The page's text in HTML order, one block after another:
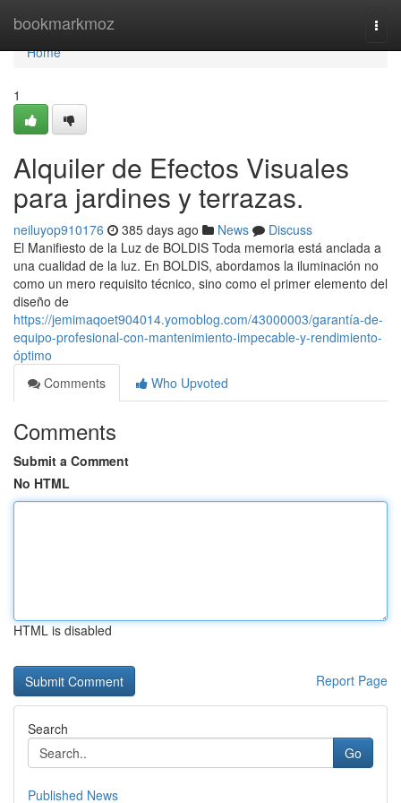
bookmarkmoz
Home
Home
1
Alquiler de Efectos Visuales
para jardines y terrazas.
neiluyop910176 385 days ago News
Discuss
El Manifiesto de la Luz de BOLDIS Toda memoria está anclada a
una cualidad de la luz. En BOLDIS, abordamos la iluminación no
como un mero requisito técnico, sino como el primer elemento del
diseño de
https://jemimaqoet904014.yomoblog.com/43000003/garantía-de-
equipo-profesional-con-mantenimiento-impecable-y-rendimiento-
óptimo
Comments
Who Upvoted
Comments
Submit a Comment
No HTML
HTML is disabled
Report Page
Search
Go
Published News